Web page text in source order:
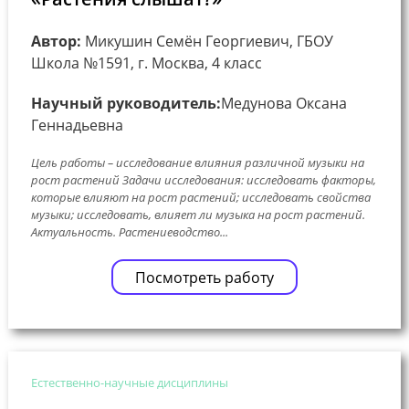
Автор: Микушин Семён Георгиевич, ГБОУ
Школа №1591, г. Москва, 4 класс
Научный руководитель:Медунова Оксана
Геннадьевна
Цель работы – исследование влияния различной музыки на
рост растений Задачи исследования: исследовать факторы,
которые влияют на рост растений; исследовать свойства
музыки; исследовать, влияет ли музыка на рост растений.
Актуальность. Растениеводство...
Посмотреть работу
Естественно-научные дисциплины